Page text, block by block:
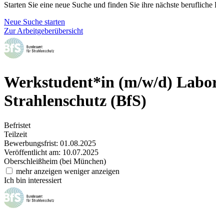
Starten Sie eine neue Suche und finden Sie ihre nächste
Neue Suche starten
Zur Arbeitgeberübersicht
Werkstudent*in (m/w/d)
Strahlenschutz (BfS)
Befristet
Teilzeit
Bewerbungsfrist: 01.08.2025
Veröffentlicht am: 10.07.2025
Oberschleißheim (bei München)
mehr anzeigen weniger anzeigen
Ich bin interessiert